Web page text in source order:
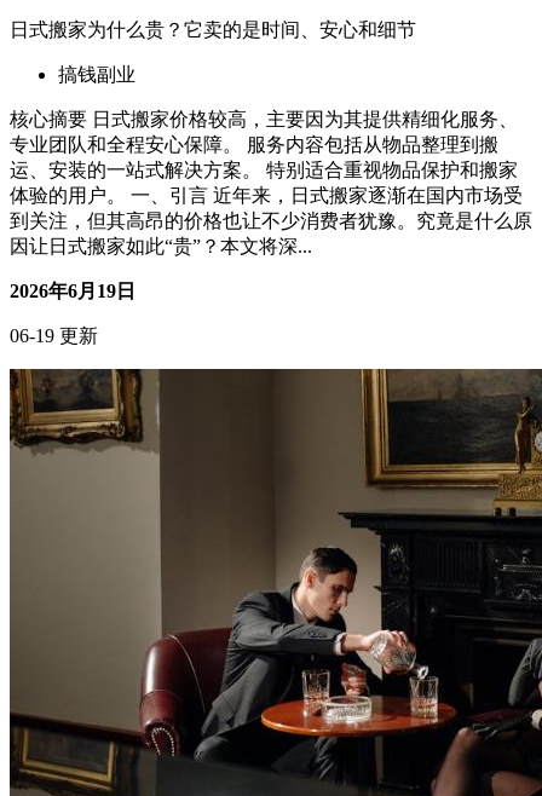
核心摘要 弱电布线混乱是住宅常见问题，集中在多媒体箱、
电视墙、书房和安防点位，后期维护成本高、排查困难。 整
理的核心思路是：先分区、再归位、后标识，优先解决高频使
用点位（网络、电视、门禁、监控）。 适合人群：自住房翻
新、二手房业主、民宿和短租管理者、小型办公室运维负责
人。 整理前应完成三项准备：明确...
2026年6月25日